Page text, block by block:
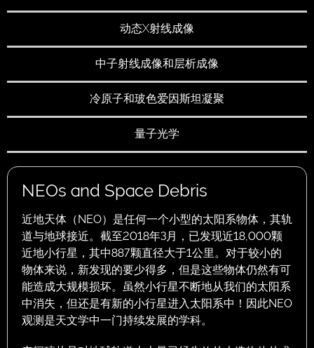
动态X射线成像
中子射线成像和层析成像
冷原子和玻色爱因斯坦凝聚
量子光学
NEOs and Space Debris
近地天体（NEO）是任何一个小型的太阳系物体，其轨
道与地球接近。截至2018年3月，已发现近18,000颗
近地小行星，其中887颗直径大于1公里。对于较小的
物体来说，新发现的要少得多，但是这些物体仍然有可
能造成大规模损坏。虽然小行星不断地从我们的太阳系
中消失，但还是有新的小行星进入太阳系中！因此NEO
观测是天文学中一门持续发展的学科。